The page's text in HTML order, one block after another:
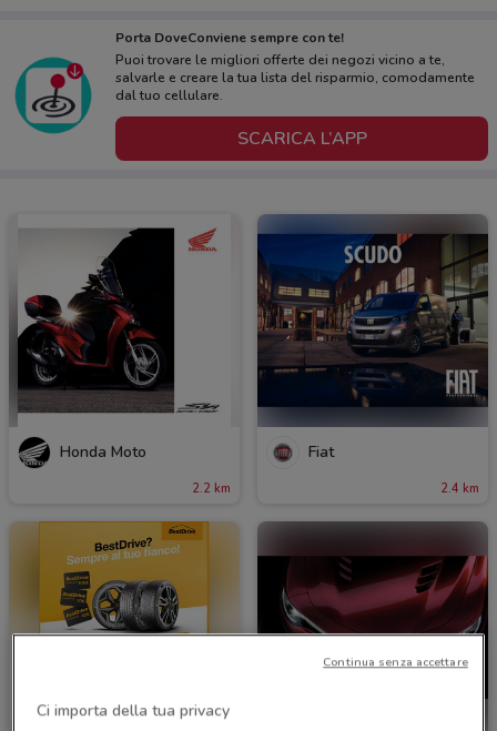
Porta DoveConviene sempre con te!
Puoi trovare le migliori offerte dei negozi vicino a te,
salvarle e creare la tua lista del risparmio, comodamente
dal tuo cellulare.
SCARICA L’APP
Honda Moto
2.2 km
Fiat
2.4 km
Ci importa della tua privacy
Continua senza accettare